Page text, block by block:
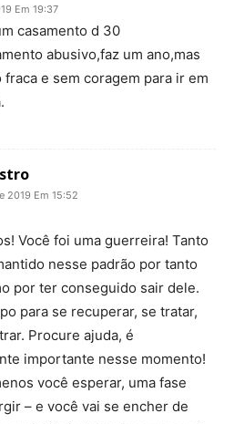
Em 19:37
casamento d 30
abusivo,faz um ano,mas
fraca e sem coragem para ir em
2019 Em 15:52
Você foi uma guerreira! Tanto
nesse padrão por tanto
por ter conseguido sair dele.
para se recuperar, se tratar,
Procure ajuda, é
importante nesse momento!
você esperar, uma fase
– e você vai se encher de